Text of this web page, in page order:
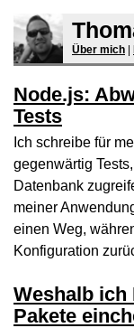
Über mich
Node.js:
Tests
Ich schreibe für
gegenwärtig
Datenbank
meiner
einen Weg,
Konfiguration
Weshalb ich
Pakete